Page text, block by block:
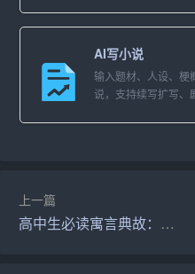
公司日常运营的顺畅。
二、取得的成绩
在过去的一年里，通过不
了较为显著的成果：
了20%。
AI写小说
输入题材、人设、梗
说，支持续写扩写、
上一篇
高中生必读寓言典故：人和鱼雁_儿童故事